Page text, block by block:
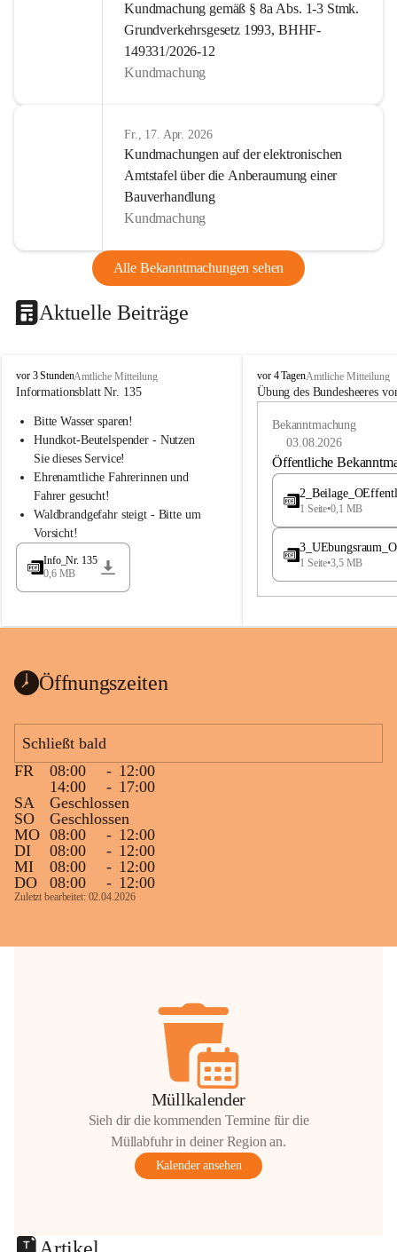
Kundmachung gemäß § 8a Abs. 1-3 Stmk.
Grundverkehrsgesetz 1993, BHHF-
149331/2026-12
Kundmachung
Fr., 17. Apr. 2026
Kundmachungen auf der elektronischen
Amtstafel über die Anberaumung einer
Bauverhandlung
Kundmachung
Alle Bekanntmachungen sehen
Aktuelle Beiträge
B
u
h
a
d
l
a
vor 3 StundenAmtliche Mitteilung
Informationsblatt Nr. 135
Bitte Wasser sparen!
Hundkot-Beutelspender - Nutzen
Sie dieses Service!
Ehrenamtliche Fahrerinnen und
Fahrer gesucht!
Waldbrandgefahr steigt - Bitte um
Vorsicht!
Info_Nr. 135
0,6 MB
B
u
e
a
vor 4 TagenAmtliche Mitteilung
Übung des Bundesheeres
Bekanntmachung
03.08.2026
Öffentliche
1 Seite•0,1 MB
1 Seite•3,5 MB
Öffnungszeiten
Schließt bald
FR
08:00 - 12:00
14:00
- 17:00
SA
Geschlossen
SO
Geschlossen
MO 08:00 - 12:00
DI
08:00 - 12:00
MI
08:00 - 12:00
DO
08:00 - 12:00
Zuletzt bearbeitet: 02.04.2026
Müllkalender
Sieh dir die kommenden Termine für die
Müllabfuhr in deiner Region an.
Kalender ansehen